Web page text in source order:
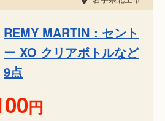
REMY MARTIN：セント
ー XO クリアボトルなど
9点
円